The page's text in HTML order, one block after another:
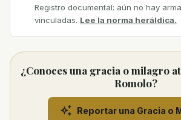
Registro documental: aún no hay
vinculadas. Lee la norma heráldica.
¿Conoces una gracia o milagro
Romolo?
Reportar una Gracia o